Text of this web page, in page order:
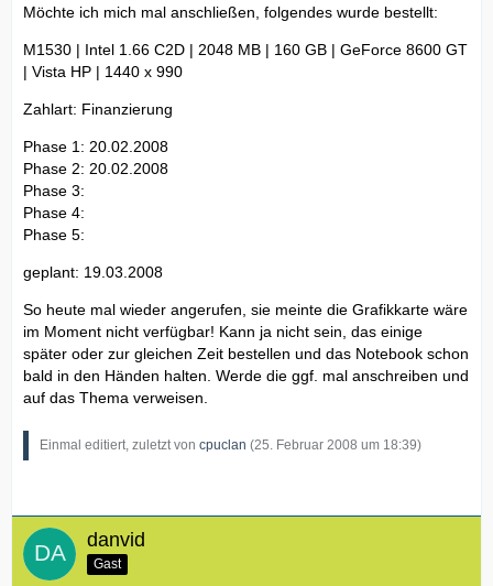
Möchte ich mich mal anschließen, folgendes wurde bestellt:
M1530 | Intel 1.66 C2D | 2048 MB | 160 GB | GeForce 8600 GT
| Vista HP | 1440 x 990
Zahlart: Finanzierung
Phase 1: 20.02.2008
Phase 2: 20.02.2008
Phase 3:
Phase 4:
Phase 5:
geplant: 19.03.2008
So heute mal wieder angerufen, sie meinte die Grafikkarte wäre
im Moment nicht verfügbar! Kann ja nicht sein, das einige
später oder zur gleichen Zeit bestellen und das Notebook schon
bald in den Händen halten. Werde die ggf. mal anschreiben und
auf das Thema verweisen.
Einmal editiert, zuletzt von cpuclan (25. Februar 2008 um 18:39)
danvid
Gast